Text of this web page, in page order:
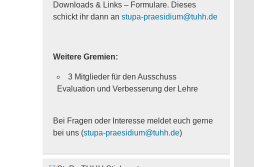
Downloads & Links – Formulare. Dieses
schickt ihr dann anstupa-praesidium@tuhh.de
Weitere Gremien:
3 Mitglieder für den Ausschuss
Evaluation und Verbesserung der Lehre
Bei Fragen oder Interesse meldet euch gerne
bei uns (stupa-praesidium@tuhh.de)